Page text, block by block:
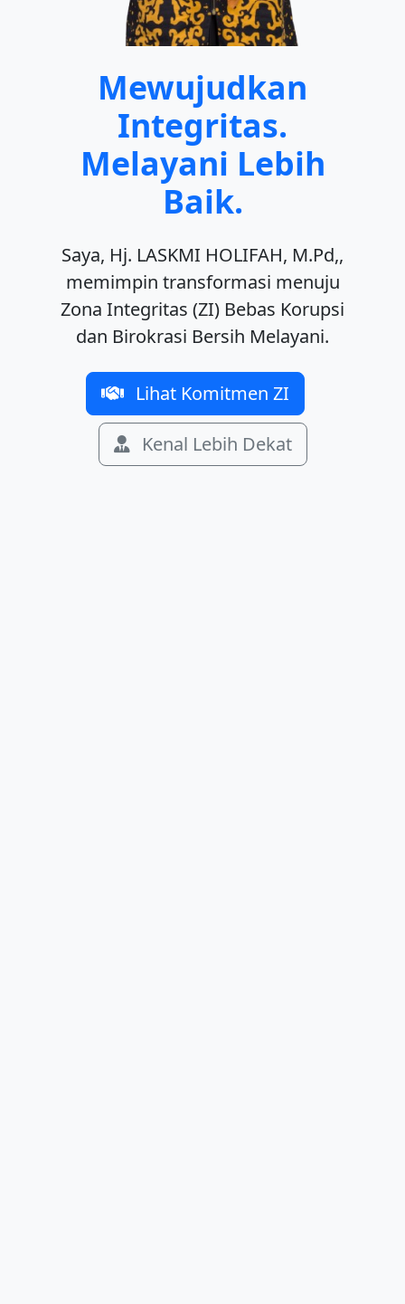
Mewujudkan
Integritas.
Melayani Lebih
Baik.
Saya, Hj. LASKMI HOLIFAH, M.Pd,,
memimpin transformasi menuju
Zona Integritas (ZI) Bebas Korupsi
dan Birokrasi Bersih Melayani.
Lihat Komitmen ZI
Kenal Lebih Dekat